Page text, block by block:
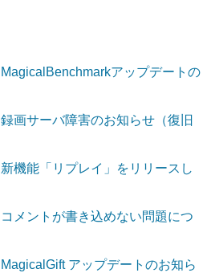
MagicalBenchmarkアップデートの
録画サーバ障害のお知らせ（復旧
新機能「リプレイ」をリリースし
コメントが書き込めない問題につ
MagicalGift アップデートのお知ら